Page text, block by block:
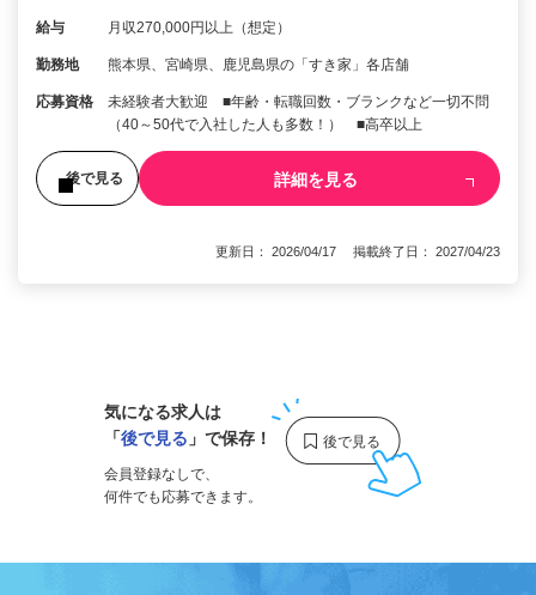
給与 月収270,000円以上（想定）
勤務地 熊本県、宮崎県、鹿児島県の「すき家」各店舗
応募資格
未経験者大歓迎 ■年齢・転職回数・ブランクなど一切不問
（40～50代で入社した人も多数！） ■高卒以上
後で見る 詳細を見る
更新日： 2026/04/17 掲載終了日： 2027/04/23
気になる求人は
「後で見る 」で保存！
会員登録なしで、
何件でも応募できます。